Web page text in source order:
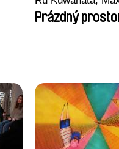
Prázdný